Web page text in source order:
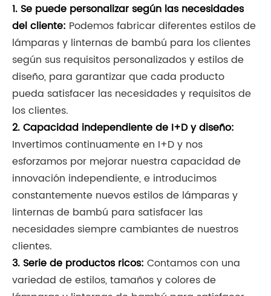
1. Se puede personalizar según las necesidades
del cliente: Podemos fabricar diferentes estilos de
lámparas y linternas de bambú para los clientes
según sus requisitos personalizados y estilos de
diseño, para garantizar que cada producto
pueda satisfacer las necesidades y requisitos de
los clientes.
2. Capacidad independiente de I+D y diseño:
Invertimos continuamente en I+D y nos
esforzamos por mejorar nuestra capacidad de
innovación independiente, e introducimos
constantemente nuevos estilos de lámparas y
linternas de bambú para satisfacer las
necesidades siempre cambiantes de nuestros
clientes.
3. Serie de productos ricos: Contamos con una
variedad de estilos, tamaños y colores de